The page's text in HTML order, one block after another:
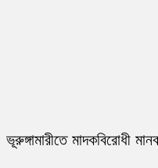
ভূরুঙ্গামারীতে মাদকবিরোধী